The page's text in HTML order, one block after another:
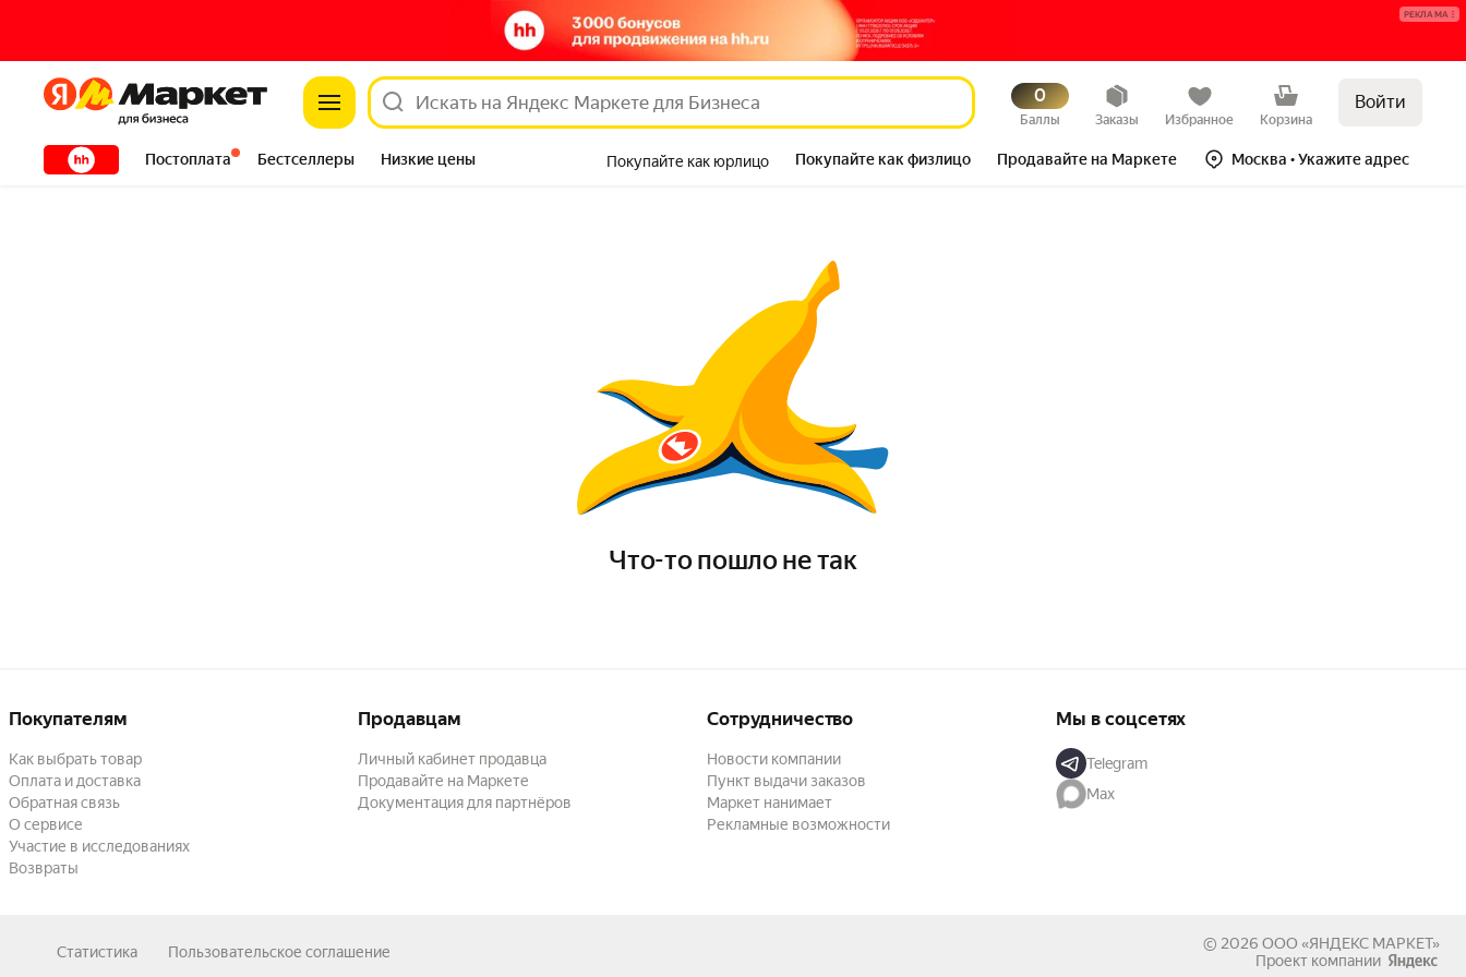
ЯндексЯндекс
0
Баллы Заказы Избранное Корзина
Войти
XXXXX Постоплата Бестселлеры Низкие цены Покупайте как юрлицо Покупайте как физлицо Продавайте на Маркете Москва • Укажите адрес
РЕКЛАМА
Что-то пошло не так
Покупателям
Как выбрать товар
Оплата и доставка
Обратная связь
О сервисе
Участие в исследованиях
Возвраты
Продавцам
Личный кабинет продавца
Продавайте на Маркете
Документация для партнёров
Сотрудничество
Новости компании
Пункт выдачи заказов
Маркет нанимает
Рекламные возможности
Мы в соцсетях
Telegram
Max
Статистика Пользовательское соглашение © 2026 ООО «ЯНДЕКС МАРКЕТ»
Проект компании